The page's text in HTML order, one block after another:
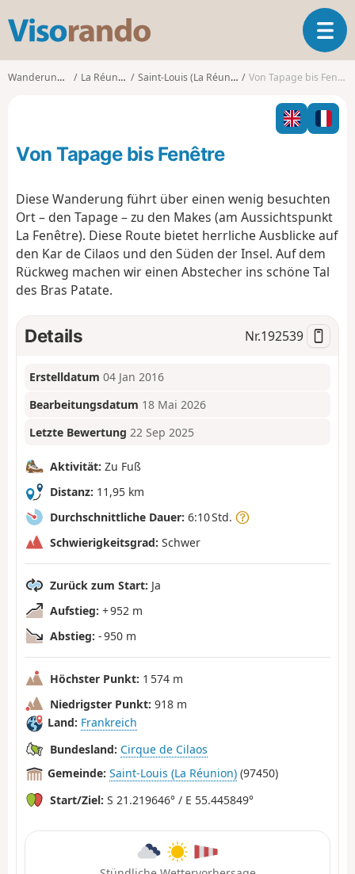
s
o
o
T
o
g
l
n
g
a
t
i
o
Wanderungen La Réunion Saint-Louis (La Réunion) Von Tapage bis Fenêtre
Von Tapage bis Fenêtre
Diese Wanderung führt über einen wenig besuchten
Ort – den Tapage – zu den Makes (am Aussichtspunkt
La Fenêtre). Diese Route bietet herrliche Ausblicke auf
den Kar de Cilaos und den Süden der Insel. Auf dem
Rückweg machen wir einen Abstecher ins schöne Tal
des Bras Patate.
Details Nr.192539
Erstelldatum 04 Jan 2016
Bearbeitungsdatum 18 Mai 2026
Letzte Bewertung 22 Sep 2025
Aktivität: Zu Fuß
Distanz: 11,95 km
Durchschnittliche Dauer: 6:10 Std.
Schwierigkeitsgrad: Schwer
Zurück zum Start: Ja
Aufstieg: + 952 m
Abstieg: - 950 m
Höchster Punkt: 1 574 m
Niedrigster Punkt: 918 m
Land: Frankreich
Bundesland: Cirque de Cilaos
Gemeinde: Saint-Louis (La Réunion) (97450)
Start/Ziel: S 21.219646° / E 55.445849°